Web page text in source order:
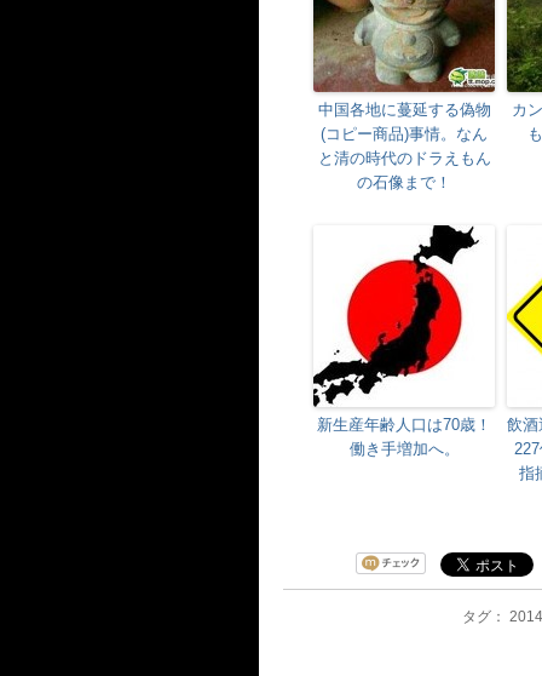
中国各地に蔓延する偽物
(コピー商品)事情。なん
と清の時代のドラえもん
の石像まで！
カ
新生産年齢人口は70歳！
働き手増加へ。
飲酒
指
タグ：